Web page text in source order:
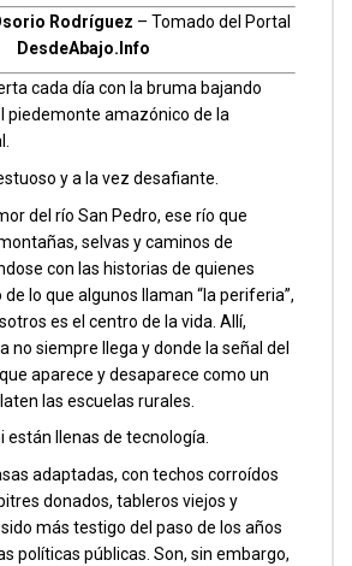
Rodríguez – Tomado del Portal
DesdeAbajo.Info
cada día con la bruma bajando
piedemonte amazónico de la
y a la vez desafiante.
del río San Pedro, ese río que
selvas y caminos de
con las historias de quienes
lo que algunos llaman “la periferia”,
es el centro de la vida. Allí,
no siempre llega y donde la señal del
aparece y desaparece como un
las escuelas rurales.
están llenas de tecnología.
adaptadas, con techos corroídos
donados, tableros viejos y
más testigo del paso de los años
políticas públicas. Son, sin embargo,